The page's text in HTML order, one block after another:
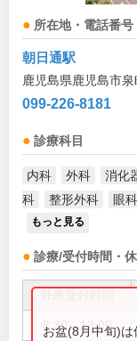
所在地・電話番号
朝日通駅
鹿児島県鹿児島市
099-226-8181
診療科目
内科 外科 消化
科
整形外科 眼科
もっと見る
診療/受付時間・
8:30～13:00
お盆(8月中旬)